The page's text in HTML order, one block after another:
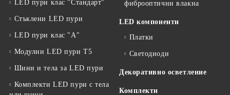
LED пури клас "Стандарт"
Стъклени LED пури
LED пури клас "А"
Модулни LED пури T5
Шини и тела за LED пури
Комплекти LED пури с тела
фиброоптични влакна
LED компоненти
Платки
Светодиоди
Декоративно осветление
Комплекти